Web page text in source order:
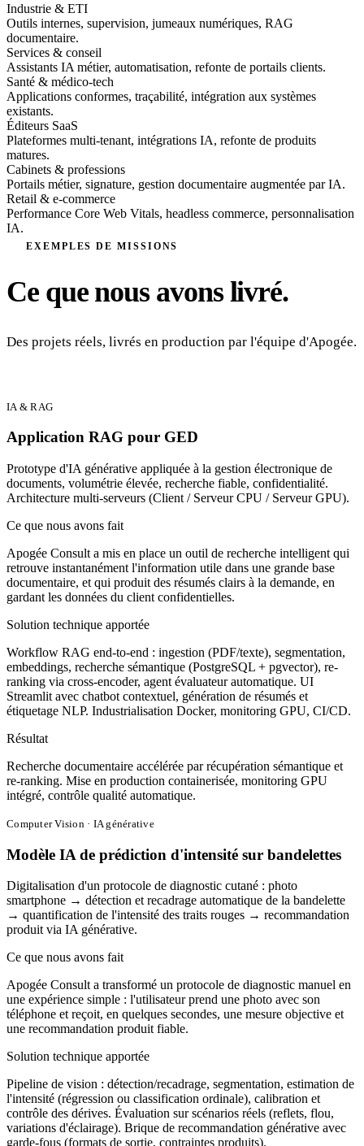
Industrie & ETI
Outils internes, supervision, jumeaux numériques, RAG
documentaire.
Services & conseil
Assistants IA métier, automatisation, refonte de portails clients.
Santé & médico-tech
Applications conformes, traçabilité, intégration aux systèmes
existants.
Éditeurs SaaS
Plateformes multi-tenant, intégrations IA, refonte de produits
matures.
Cabinets & professions
Portails métier, signature, gestion documentaire augmentée par IA.
Retail & e-commerce
Performance Core Web Vitals, headless commerce, personnalisation
IA.
EXEMPLES DE MISSIONS
Ce que nous avons livré.
Des projets réels, livrés en production par l'équipe d'Apogée.
IA & RAG
Application RAG pour GED
Prototype d'IA générative appliquée à la gestion électronique de
documents, volumétrie élevée, recherche fiable, confidentialité.
Architecture multi-serveurs (Client / Serveur CPU / Serveur GPU).
Ce que nous avons fait
Apogée Consult a mis en place un outil de recherche intelligent qui
retrouve instantanément l'information utile dans une grande base
documentaire, et qui produit des résumés clairs à la demande, en
gardant les données du client confidentielles.
Solution technique apportée
Workflow RAG end-to-end : ingestion (PDF/texte), segmentation,
embeddings, recherche sémantique (PostgreSQL + pgvector), re-
ranking via cross-encoder, agent évaluateur automatique. UI
Streamlit avec chatbot contextuel, génération de résumés et
étiquetage NLP. Industrialisation Docker, monitoring GPU, CI/CD.
Résultat
Recherche documentaire accélérée par récupération sémantique et
re-ranking. Mise en production containerisée, monitoring GPU
intégré, contrôle qualité automatique.
Computer Vision · IA générative
Modèle IA de prédiction d'intensité sur bandelettes
Digitalisation d'un protocole de diagnostic cutané : photo
smartphone → détection et recadrage automatique de la bandelette
→ quantification de l'intensité des traits rouges → recommandation
produit via IA générative.
Ce que nous avons fait
Apogée Consult a transformé un protocole de diagnostic manuel en
une expérience simple : l'utilisateur prend une photo avec son
téléphone et reçoit, en quelques secondes, une mesure objective et
une recommandation produit fiable.
Solution technique apportée
Pipeline de vision : détection/recadrage, segmentation, estimation de
l'intensité (régression ou classification ordinale), calibration et
contrôle des dérives. Évaluation sur scénarios réels (reflets, flou,
variations d'éclairage). Brique de recommandation générative avec
garde-fous (formats de sortie, contraintes produits).